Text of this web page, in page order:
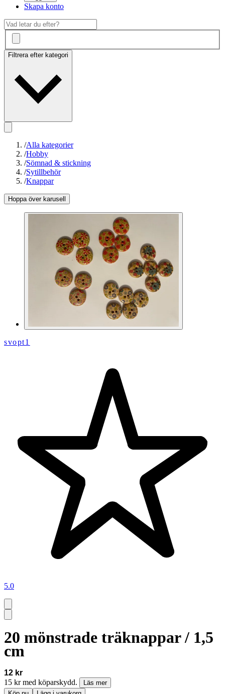
Skapa konto
Filtrera efter kategori
/Alla kategorier
/Hobby
/Sömnad & stickning
/Sytillbehör
/Knappar
Hoppa över karusell
svopt1
5.0
20 mönstrade träknappar / 1,5
cm
12 kr
15 kr med köparskydd.
Läs mer